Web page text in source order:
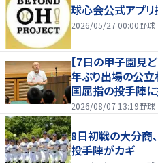
球心会公式アプリ
2026/05/27 00:00野球
【7日の甲子園見
年ぶり出場の公立
国屈指の投手陣
2026/08/07 13:19野球
8日初戦の大分商
投手陣がカギ